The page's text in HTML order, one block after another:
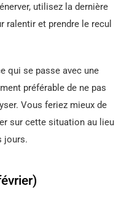
utilisez la dernière
ralentir et prendre le recul
qui se passe avec une
préférable de ne pas
Vous feriez mieux de
sur cette situation au lieu
jours.